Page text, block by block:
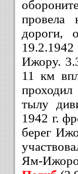
провела
дороги,
Ижору.
11 км
тылу
1942 г.
берег
Ям-